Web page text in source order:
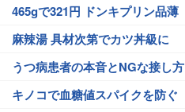
465gで321円 ドンキプリン品薄
麻辣湯 具材次第でカツ丼級に
うつ病患者の本音とNGな接し方
キノコで血糖値スパイクを防ぐ